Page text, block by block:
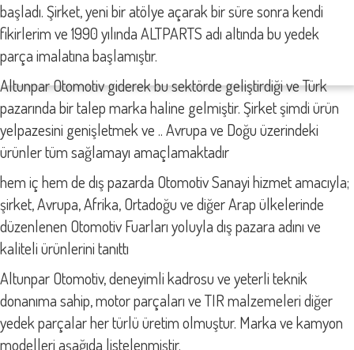
başladı. Şirket, yeni bir atölye açarak bir süre sonra kendi
fikirlerim ve 1990 yılında ALTPARTS adı altında bu yedek
parça imalatına başlamıştır.
Altunpar Otomotiv giderek bu sektörde geliştirdiği ve Türk
pazarında bir talep marka haline gelmiştir. Şirket şimdi ürün
yelpazesini genişletmek ve .. Avrupa ve Doğu üzerindeki
ürünler tüm sağlamayı amaçlamaktadır
hem iç hem de dış pazarda Otomotiv Sanayi hizmet amacıyla;
şirket, Avrupa, Afrika, Ortadoğu ve diğer Arap ülkelerinde
düzenlenen Otomotiv Fuarları yoluyla dış pazara adını ve
kaliteli ürünlerini tanıttı
Altunpar Otomotiv, deneyimli kadrosu ve yeterli teknik
donanıma sahip, motor parçaları ve TIR malzemeleri diğer
yedek parçalar her türlü üretim olmuştur. Marka ve kamyon
modelleri aşağıda listelenmiştir.